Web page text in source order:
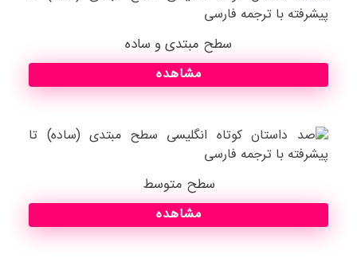
سطح مبتدی و ساده
مشاهده
سطح متوسط
مشاهده